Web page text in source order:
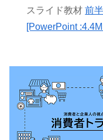
スライド教材前
[PowerPoint